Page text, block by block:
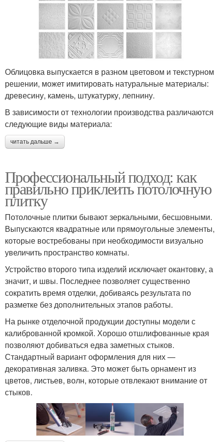
Облицовка выпускается в разном цветовом и текстурном
решении, может имитировать натуральные материалы:
древесину, камень, штукатурку, лепнину.
В зависимости от технологии производства различаются
следующие виды материала:
читать дальше →
Профессиональный подход: как
правильно приклеить потолочную
плитку
Потолочные плитки бывают зеркальными, бесшовными.
Выпускаются квадратные или прямоугольные элементы,
которые востребованы при необходимости визуально
увеличить пространство комнаты.
Устройство второго типа изделий исключает окантовку, а
значит, и швы. Последнее позволяет существенно
сократить время отделки, добиваясь результата по
разметке без дополнительных этапов работы.
На рынке отделочной продукции доступны модели с
калиброванной кромкой. Хорошо отшлифованные края
позволяют добиваться едва заметных стыков.
Стандартный вариант оформления для них —
декоративная заливка. Это может быть орнамент из
цветов, листьев, волн, которые отвлекают внимание от
стыков.